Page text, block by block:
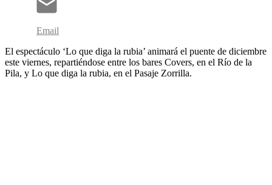
Email
El espectáculo ‘Lo que diga la rubia’ animará el puente de diciembre
este viernes, repartiéndose entre los bares Covers, en el Río de la
Pila, y Lo que diga la rubia, en el Pasaje Zorrilla.